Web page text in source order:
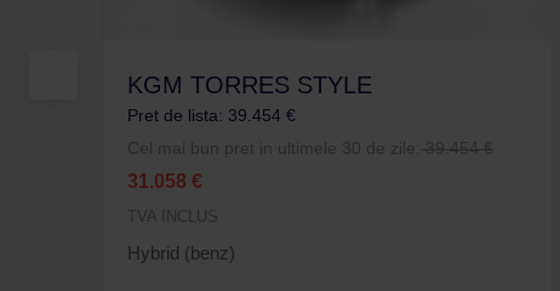
KGM TORRES STYLE
Pret de lista: 39.454 €
Cel mai bun pret in ultimele 30 de zile: 39.454 €
31.058 €
TVA INCLUS
Hybrid (benz)